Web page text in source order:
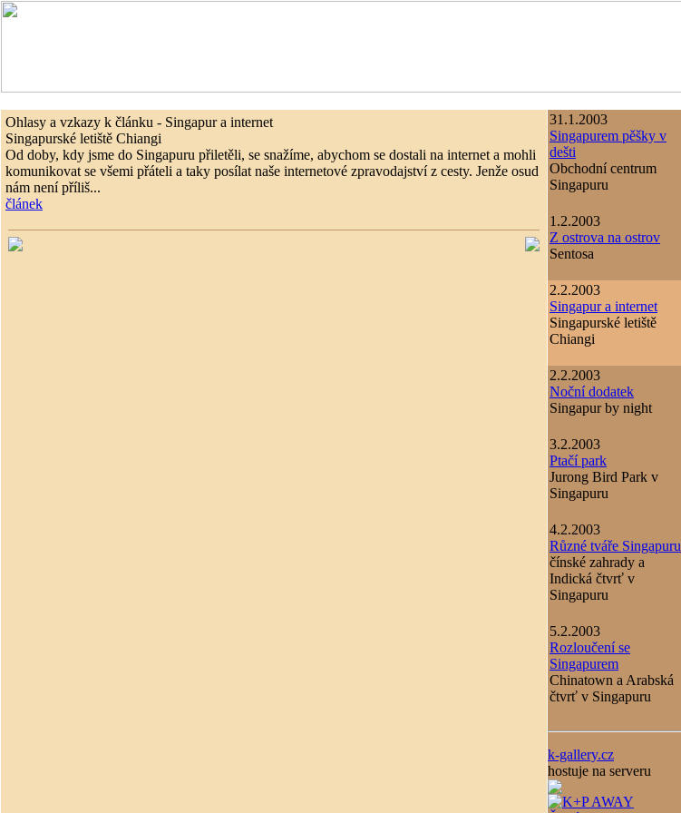
Ohlasy a vzkazy k článku - Singapur a internet
Singapurské letiště Chiangi
Od doby, kdy jsme do Singapuru přiletěli, se snažíme, abychom se dostali na internet a mohli
komunikovat se všemi přáteli a taky posílat naše internetové zpravodajství z cesty. Jenže osud
nám není příliš...
článek
31.1.2003
Singapurem pěšky v
dešti
Obchodní centrum
Singapuru
1.2.2003
Z ostrova na ostrov
Sentosa
2.2.2003
Singapur a internet
Singapurské letiště
Chiangi
2.2.2003
Noční dodatek
Singapur by night
3.2.2003
Ptačí park
Jurong Bird Park v
Singapuru
4.2.2003
Různé tváře Singapuru
čínské zahrady a
Indická čtvrť v
Singapuru
5.2.2003
Rozloučení se
Singapurem
Chinatown a Arabská
čtvrť v Singapuru
k-gallery.cz
hostuje na serveru